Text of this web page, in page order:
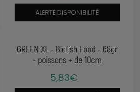
ALERTE DISPONIBILITÉ
GREEN XL - Biofish Food - 68gr
- poissons + de 10cm
5,83€